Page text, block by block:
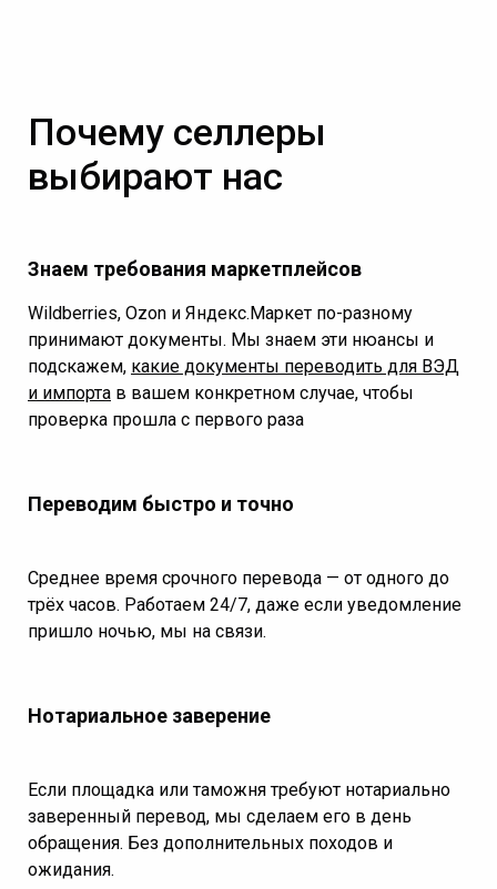
Почему селлеры
выбирают нас
Знаем требования маркетплейсов
Wildberries, Ozon и Яндекс.Маркет по-разному
принимают документы. Мы знаем эти нюансы и
подскажем, какие документы переводить для ВЭД
и импорта в вашем конкретном случае, чтобы
проверка прошла с первого раза
Переводим быстро и точно
Среднее время срочного перевода — от одного до
трёх часов. Работаем 24/7, даже если уведомление
пришло ночью, мы на связи.
Нотариальное заверение
Если площадка или таможня требуют нотариально
заверенный перевод, мы сделаем его в день
обращения. Без дополнительных походов и
ожидания.